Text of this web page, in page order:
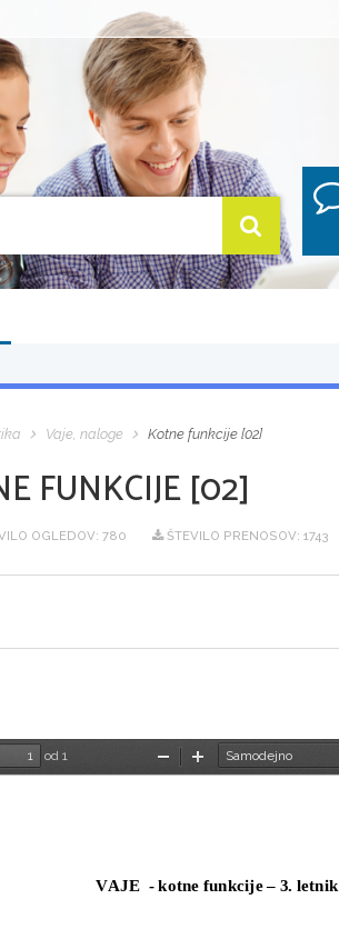
Vaje, naloge Kotne funkcije [02]
FUNKCIJE [02]
OGLEDOV: 780 ŠTEVILO PRENOSOV: 1743
meni
od 1
PomanjšajPovečaj
VAJE  - kotne funkcije – 3. letnik